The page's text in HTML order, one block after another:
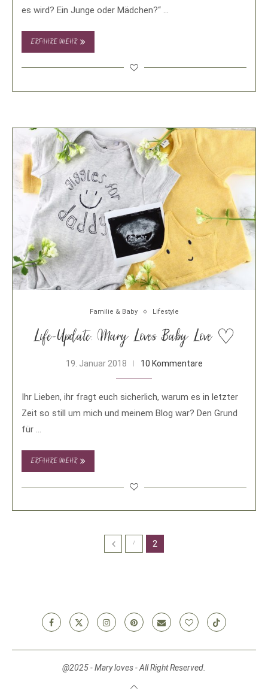
es wird? Ein Junge oder Mädchen?“ …
ERFAHRE MEHR
Familie & Baby Lifestyle
Life-Update: Mary Loves Baby Love ♡
19. Januar 2018 10 Kommentare
Ihr Lieben, ihr fragt euch sicherlich, warum es in letzter
Zeit so still um mich und meinem Blog war? Den Grund
für …
ERFAHRE MEHR
1 2
@2025 - Mary loves - All Right Reserved.